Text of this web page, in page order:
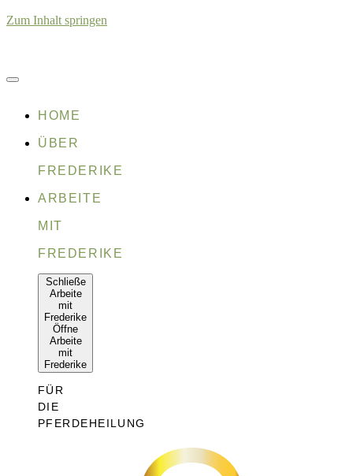
Zum Inhalt springen
HOME
ÜBER
FREDERIKE
ARBEITE
MIT
FREDERIKE
Schließe
Arbeite
mit
Frederike
Öffne
Arbeite
mit
Frederike
FÜR
DIE
PFERDEHEILUNG